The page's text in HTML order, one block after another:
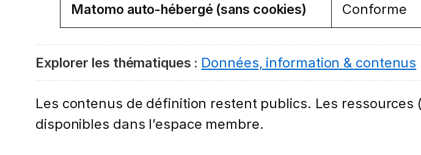
Matomo auto-hébergé (sans cookies) Conforme
Explorer les thématiques : Données, information & contenus
Les contenus de définition restent publics. Les
disponibles dans l’espace membre.